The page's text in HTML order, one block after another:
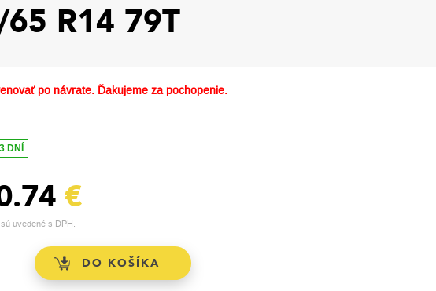
R14 79T
po návrate. Ďakujeme za pochopenie.
DNÍ
€
uvedené s DPH.